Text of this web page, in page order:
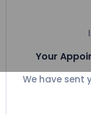
Your
We have sent